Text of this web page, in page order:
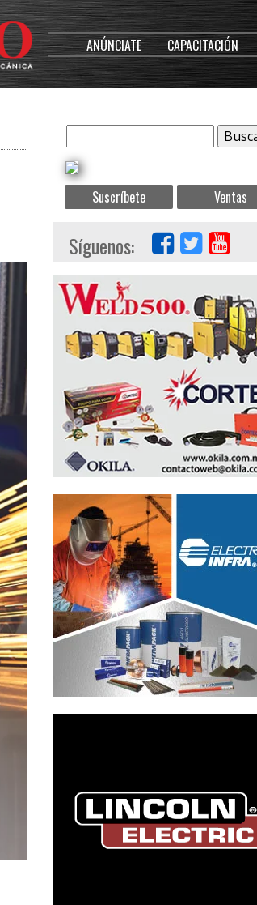
ANÚNCIATE CAPACITACIÓN
Suscríbete Ventas
Síguenos: